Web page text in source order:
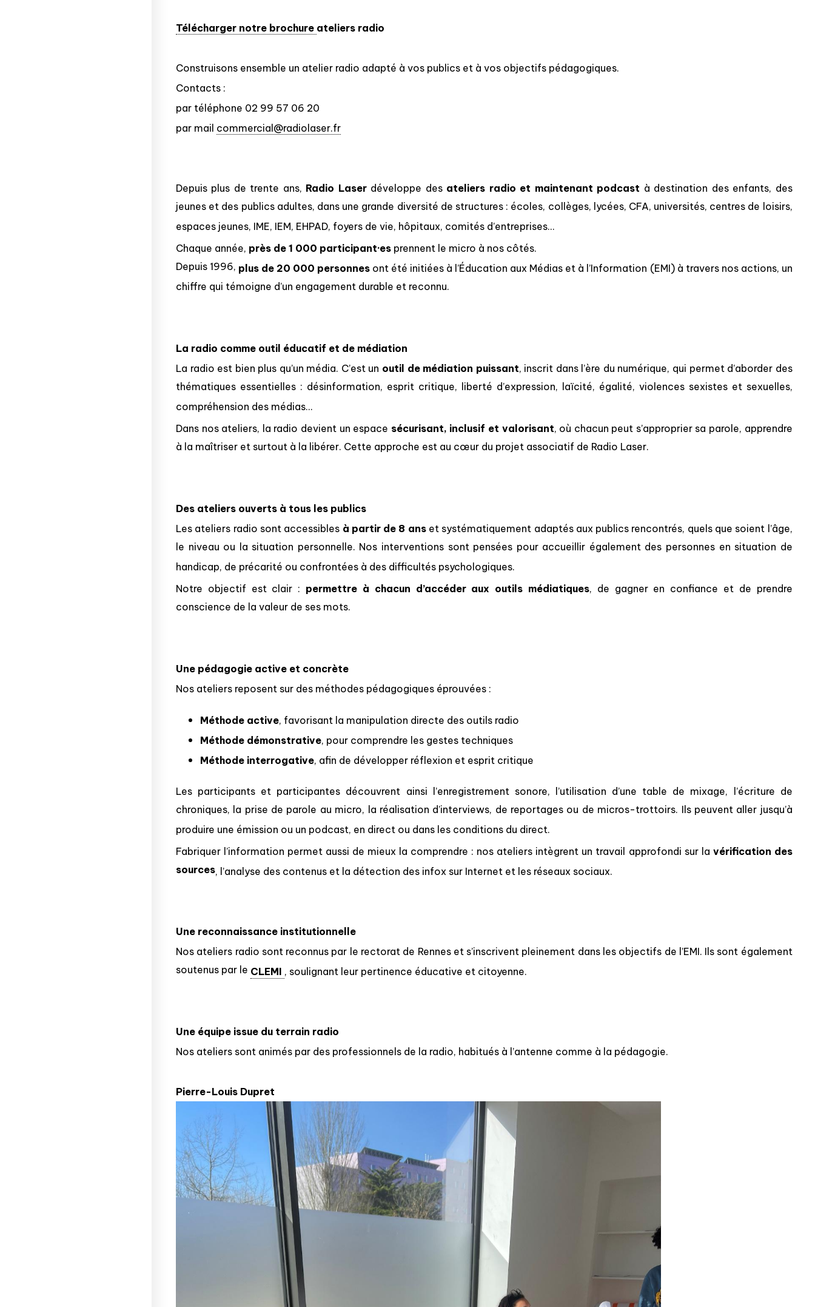
Télécharger notre brochure ateliers radio
Construisons ensemble un atelier radio adapté à vos publics et à vos objectifs pédagogiques.
Contacts :
par téléphone 02 99 57 06 20
par mail commercial@radiolaser.fr
Depuis plus de trente ans, Radio Laserdéveloppe des ateliers radio et maintenant podcast à destination des enfants, des
jeunes et des publics adultes, dans une grande diversité de structures : écoles, collèges, lycées, CFA, universités, centres de loisirs,
espaces jeunes, IME, IEM, EHPAD, foyers de vie, hôpitaux, comités d’entreprises…
Chaque année, près de 1 000 participant·es prennent le micro à nos côtés.
Depuis 1996, plus de 20 000 personnes ont été initiées à l’Éducation aux Médias et à l’Information (EMI) à travers nos actions, un
chiffre qui témoigne d’un engagement durable et reconnu.
La radio comme outil éducatif et de médiation
La radio est bien plus qu’un média. C’est un outil de médiation puissant, inscrit dans l’ère du numérique, qui permet d’aborder des
thématiques essentielles : désinformation, esprit critique, liberté d’expression, laïcité, égalité, violences sexistes et sexuelles,
compréhension des médias…
Dans nos ateliers, la radio devient un espace sécurisant, inclusif et valorisant, où chacun peut s’approprier sa parole, apprendre
à la maîtriser et surtout à la libérer. Cette approche est au cœur du projet associatif de Radio Laser.
Des ateliers ouverts à tous les publics
Les ateliers radio sont accessibles à partir de 8 anset systématiquement adaptés aux publics rencontrés, quels que soient l’âge,
le niveau ou la situation personnelle. Nos interventions sont pensées pour accueillir également des personnes en situation de
handicap, de précarité ou confrontées à des difficultés psychologiques.
Notre objectif est clair : permettre à chacun d’accéder aux outils médiatiques, de gagner en confiance et de prendre
conscience de la valeur de ses mots.
Une pédagogie active et concrète
Nos ateliers reposent sur des méthodes pédagogiques éprouvées :
Méthode active, favorisant la manipulation directe des outils radio
Méthode démonstrative, pour comprendre les gestes techniques
Méthode interrogative, afin de développer réflexion et esprit critique
Les participants et participantes découvrent ainsi l’enregistrement sonore, l’utilisation d’une table de mixage, l’écriture de
chroniques, la prise de parole au micro, la réalisation d’interviews, de reportages ou de micros-trottoirs. Ils peuvent aller jusqu’à
produire une émission ou un podcast, en direct ou dans les conditions du direct.
Fabriquer l’information permet aussi de mieux la comprendre : nos ateliers intègrent un travail approfondi sur la vérification des
sources, l’analyse des contenus et la détection des infox sur Internet et les réseaux sociaux.
Une reconnaissance institutionnelle
Nos ateliers radio sont reconnus par le rectorat de Rennes et s’inscrivent pleinement dans les objectifs de l’EMI. Ils sont également
soutenus par le CLEMI , soulignant leur pertinence éducative et citoyenne.
Une équipe issue du terrain radio
Nos ateliers sont animés par des professionnels de la radio, habitués à l’antenne comme à la pédagogie.
Pierre-Louis Dupret